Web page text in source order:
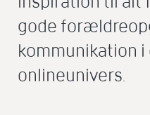
gode
kommunikation
onlineunivers.